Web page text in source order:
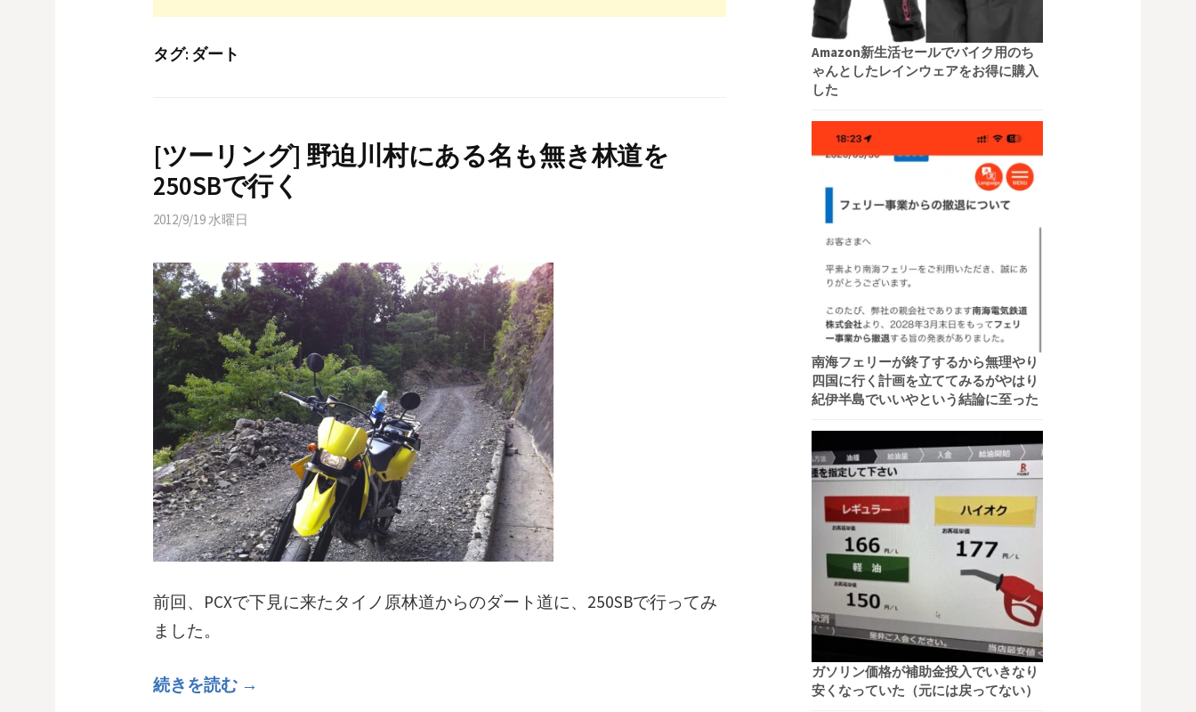
タグ: ダート
[ツーリング] 野迫川村にある名も無き林道を
250SBで行く
2012/9/19 水曜日
前回、PCXで下見に来たタイノ原林道からのダート道に、250SBで行ってみ
ました。
続きを読む →
Amazon新生活セールでバイク用のち
ゃんとしたレインウェアをお得に購入
した
南海フェリーが終了するから無理やり
四国に行く計画を立ててみるがやはり
紀伊半島でいいやという結論に至った
ガソリン価格が補助金投入でいきなり
安くなっていた（元には戻ってない）